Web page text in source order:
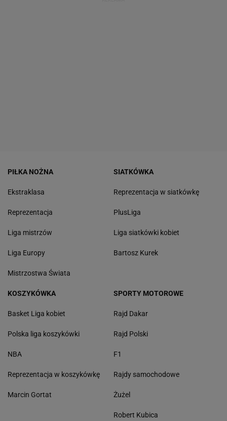
PIŁKA NOŻNA
Ekstraklasa
Reprezentacja
Liga mistrzów
Liga Europy
Mistrzostwa Świata
SIATKÓWKA
Reprezentacja w siatkówkę
PlusLiga
Liga siatkówki kobiet
Bartosz Kurek
KOSZYKÓWKA
Basket Liga kobiet
Polska liga koszykówki
NBA
Reprezentacja w koszykówkę
Marcin Gortat
SPORTY MOTOROWE
Rajd Dakar
Rajd Polski
F1
Rajdy samochodowe
Żużel
Robert Kubica